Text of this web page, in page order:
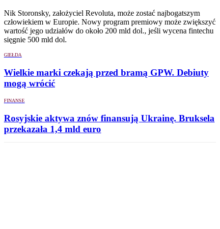
Nik Storonsky, założyciel Revoluta, może zostać najbogatszym
człowiekiem w Europie. Nowy program premiowy może zwiększyć
wartość jego udziałów do około 200 mld dol., jeśli wycena fintechu
sięgnie 500 mld dol.
GIEŁDA
Wielkie marki czekają przed bramą GPW. Debiuty
mogą wrócić
FINANSE
Rosyjskie aktywa znów finansują Ukrainę. Bruksela
przekazała 1,4 mld euro